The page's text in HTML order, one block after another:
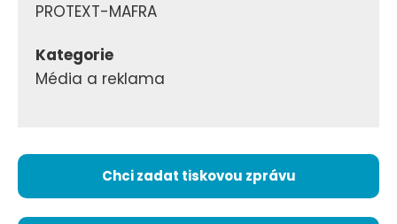
PROTEXT-MAFRA
Kategorie
Média a reklama
Chci zadat tiskovou zprávu